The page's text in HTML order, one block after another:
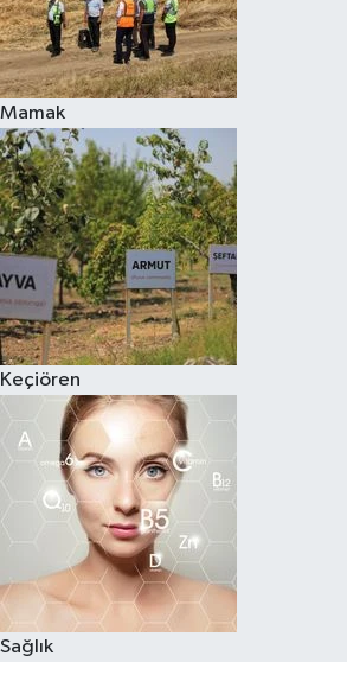
Mamak
Keçiören
Sağlık